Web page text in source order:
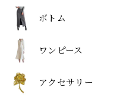
ボトム
ワンピース
アクセサリー